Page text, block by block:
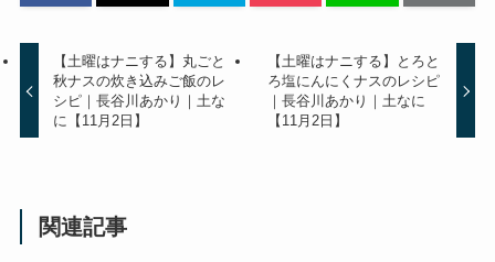
【土曜はナニする】丸ごと
秋ナスの炊き込みご飯のレ
シピ｜長谷川あかり｜土な
に【11月2日】
【土曜はナニする】とろと
ろ塩にんにくナスのレシピ
｜長谷川あかり｜土なに
【11月2日】
関連記事